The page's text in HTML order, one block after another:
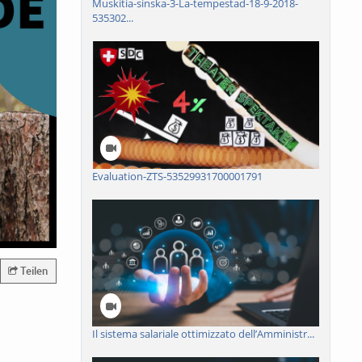
Teilen
Muskitia-sinska-3-La-tempestad-18-9-2018-
535302...
Evaluation-ZTS-53529931700001791
Il sistema salariale ottimizzato dell’Amministr...